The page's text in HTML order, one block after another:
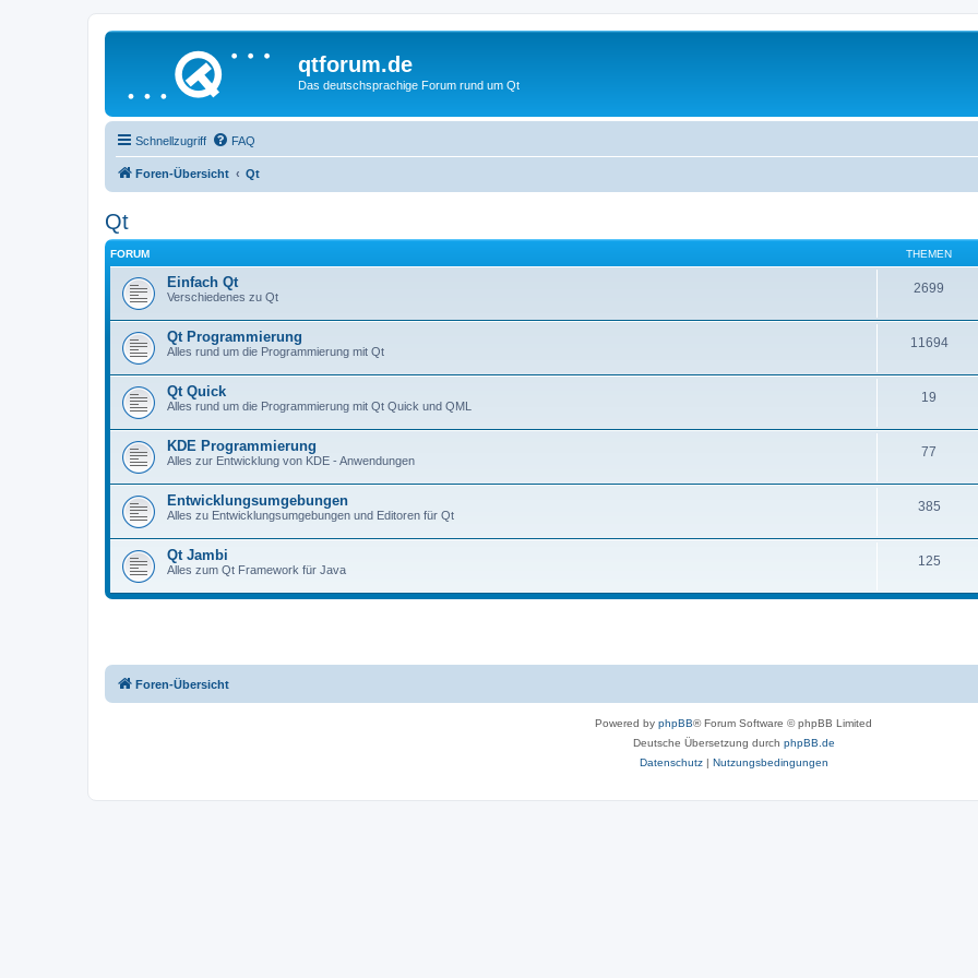
qtforum.de
Das deutschsprachige Forum rund um Qt
Schnellzugriff FAQ
Foren-Übersicht Qt
Qt
FORUM THEMEN
Einfach Qt
Verschiedenes zu Qt
2699
Qt Programmierung
Alles rund um die Programmierung mit Qt
11694
Qt Quick
Alles rund um die Programmierung mit Qt Quick und QML
19
KDE Programmierung
Alles zur Entwicklung von KDE - Anwendungen
77
Entwicklungsumgebungen
Alles zu Entwicklungsumgebungen und Editoren für Qt
385
Qt Jambi
Alles zum Qt Framework für Java
125
Foren-Übersicht
Powered by phpBB® Forum Software © phpBB Limited
Deutsche Übersetzung durch phpBB.de
Datenschutz| Nutzungsbedingungen